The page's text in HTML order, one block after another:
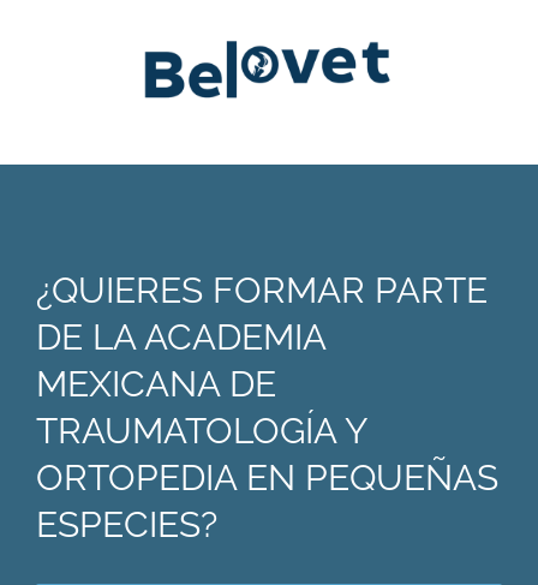
¿QUIERES FORMAR PARTE
DE LA ACADEMIA
MEXICANA DE
TRAUMATOLOGÍA Y
ORTOPEDIA EN PEQUEÑAS
ESPECIES?